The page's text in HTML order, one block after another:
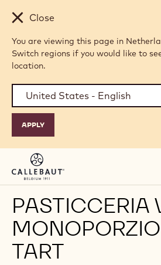
Skip to main content
Close
You are viewing this page in
Switch regions if you would like to
location.
PASTICCERIA
TART